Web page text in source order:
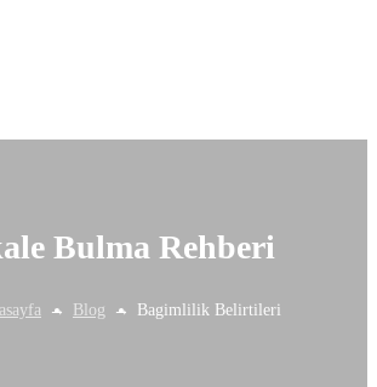
Bulma Rehberi
Blog Bagimlilik Belirtileri